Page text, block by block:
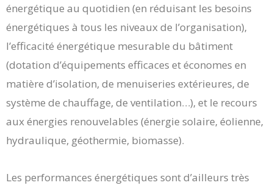
énergétique au quotidien (en réduisant les besoins
énergétiques à tous les niveaux de l’organisation),
l’efficacité énergétique mesurable du bâtiment
(dotation d’équipements efficaces et économes en
matière d’isolation, de menuiseries extérieures, de
système de chauffage, de ventilation…), et le recours
aux énergies renouvelables (énergie solaire, éolienne,
hydraulique, géothermie, biomasse).
Les performances énergétiques sont d’ailleurs très